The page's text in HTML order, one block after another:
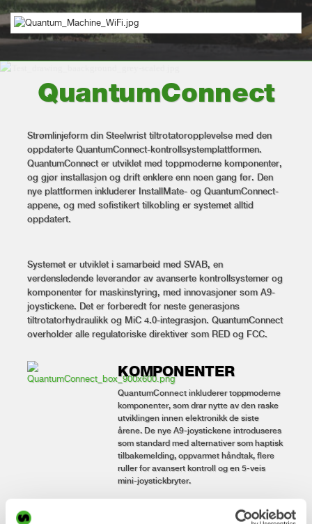
QuantumConnect
Strømlinjeform din Steelwrist tiltrotatoropplevelse med den
oppdaterte QuantumConnect-kontrollsystemplattformen.
QuantumConnect er utviklet med toppmoderne komponenter,
og gjør installasjon og drift enklere enn noen gang før. Den
nye plattformen inkluderer InstallMate- og QuantumConnect-
appene, og med sofistikert tilkobling er systemet alltid
oppdatert.
Systemet er utviklet i samarbeid med SVAB, en
verdensledende leverandør av avanserte kontrollsystemer og
komponenter for maskinstyring, med innovasjoner som A9-
joystickene. Det er forberedt for neste generasjons
tiltrotatorhydraulikk og MiC 4.0-integrasjon. QuantumConnect
overholder alle regulatoriske direktiver som RED og FCC.
KOMPONENTER
QuantumConnect inkluderer toppmoderne
komponenter, som drar nytte av den raske
utviklingen innen elektronikk de siste
årene. De nye A9-joystickene introduseres
som standard med alternativer som haptisk
tilbakemelding, oppvarmet håndtak, flere
ruller for avansert kontroll og en 5-veis
mini-joystickbryter.